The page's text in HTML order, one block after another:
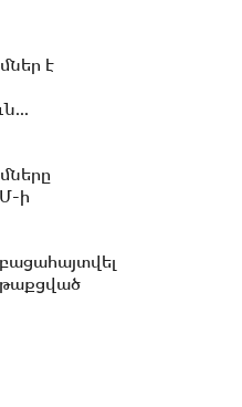
Իսիկ
է
ի
բացահայտվել
թաքցված